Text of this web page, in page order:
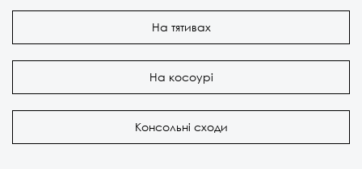
На тятивах
На косоурі
Консольні сходи